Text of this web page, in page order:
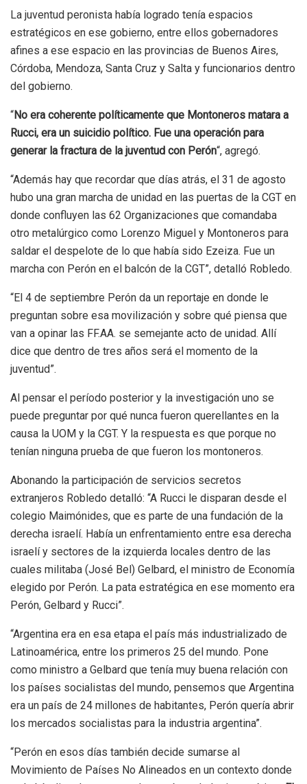
La juventud peronista había logrado tenía espacios
estratégicos en ese gobierno, entre ellos gobernadores
afines a ese espacio en las provincias de Buenos Aires,
Córdoba, Mendoza, Santa Cruz y Salta y funcionarios dentro
del gobierno.
“No era coherente políticamente que Montoneros matara a
Rucci, era un suicidio político. Fue una operación para
generar la fractura de la juventud con Perón“, agregó.
“Además hay que recordar que días atrás, el 31 de agosto
hubo una gran marcha de unidad en las puertas de la CGT en
donde confluyen las 62 Organizaciones que comandaba
otro metalúrgico como Lorenzo Miguel y Montoneros para
saldar el despelote de lo que había sido Ezeiza. Fue un
marcha con Perón en el balcón de la CGT”, detalló Robledo.
“El 4 de septiembre Perón da un reportaje en donde le
preguntan sobre esa movilización y sobre qué piensa que
van a opinar las FF.AA. se semejante acto de unidad. Allí
dice que dentro de tres años será el momento de la
juventud”.
Al pensar el período posterior y la investigación uno se
puede preguntar por qué nunca fueron querellantes en la
causa la UOM y la CGT. Y la respuesta es que porque no
tenían ninguna prueba de que fueron los montoneros.
Abonando la participación de servicios secretos
extranjeros Robledo detalló: “A Rucci le disparan desde el
colegio Maimónides, que es parte de una fundación de la
derecha israelí. Había un enfrentamiento entre esa derecha
israelí y sectores de la izquierda locales dentro de las
cuales militaba (José Bel) Gelbard, el ministro de Economía
elegido por Perón. La pata estratégica en ese momento era
Perón, Gelbard y Rucci”.
“Argentina era en esa etapa el país más industrializado de
Latinoamérica, entre los primeros 25 del mundo. Pone
como ministro a Gelbard que tenía muy buena relación con
los países socialistas del mundo, pensemos que Argentina
era un país de 24 millones de habitantes, Perón quería abrir
los mercados socialistas para la industria argentina”.
“Perón en esos días también decide sumarse al
Movimiento de Países No Alineados en un contexto donde